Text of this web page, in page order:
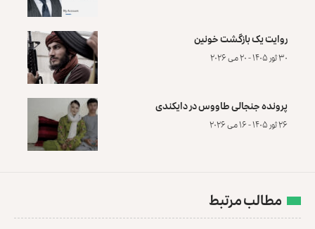
روایت یک بازگشت خونین
۳۰ ثور ۱۴۰۵ - ۲۰ می ۲۰۲۶
پرونده‌ جنجالی طاووس در دایکندی
۲۶ ثور ۱۴۰۵ - ۱۶ می ۲۰۲۶
مطالب مرتبط